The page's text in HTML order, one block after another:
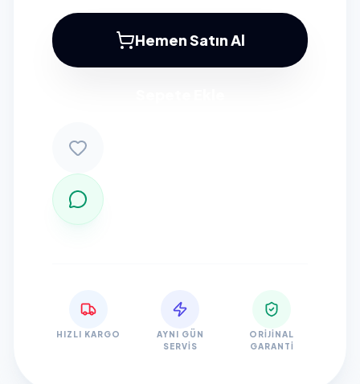
Hemen Satın Al
HIZLI KARGO
AYNI GÜN
SERVIS
ORIJINAL
GARANTI